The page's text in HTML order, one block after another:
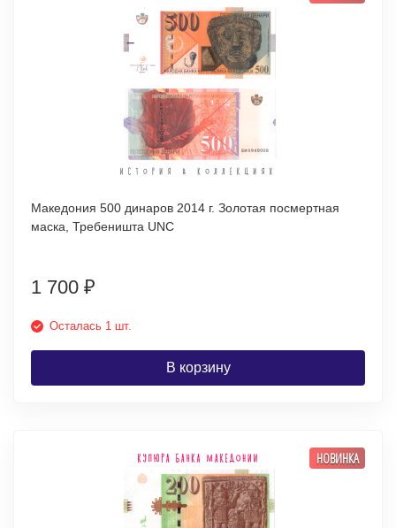
Македония 500 динаров 2014 г. Золотая посмертная
маска, Требеништа UNC
1 700 ₽
Осталась 1 шт.
В корзину
НОВИНКА